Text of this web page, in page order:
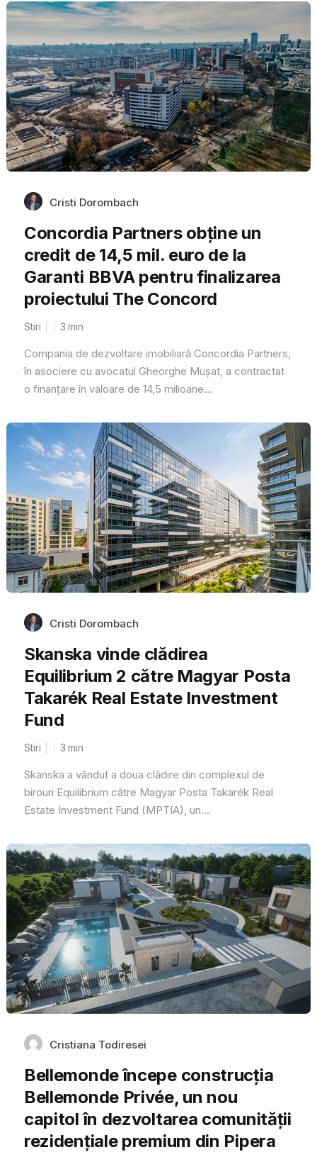
Cristi Dorombach
Concordia Partners obține un
credit de 14,5 mil. euro de la
Garanti BBVA pentru finalizarea
proiectului The Concord
Stiri 3 min
Compania de dezvoltare imobiliară Concordia Partners,
în asociere cu avocatul Gheorghe Mușat, a contractat
o finanțare în valoare de 14,5 milioane...
Cristi Dorombach
Skanska vinde clădirea
Equilibrium 2 către Magyar Posta
Takarék Real Estate Investment
Fund
Stiri 3 min
Skanska a vândut a doua clădire din complexul de
birouri Equilibrium către Magyar Posta Takarék Real
Estate Investment Fund (MPTIA), un...
Cristiana Todiresei
Bellemonde începe construcția
Bellemonde Privée, un nou
capitol în dezvoltarea comunității
rezidențiale premium din Pipera